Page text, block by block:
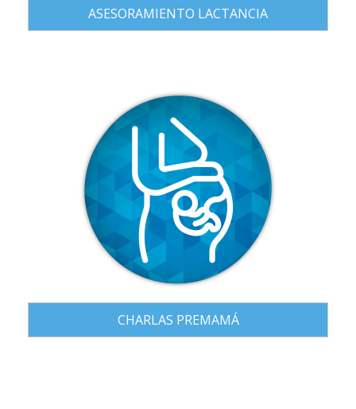
ASESORAMIENTO LACTANCIA
CHARLAS PREMAMÁ